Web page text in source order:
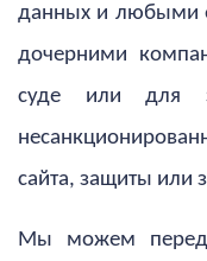
данных и любыми
дочерними
суде или для
сайта, защиты или
Мы можем